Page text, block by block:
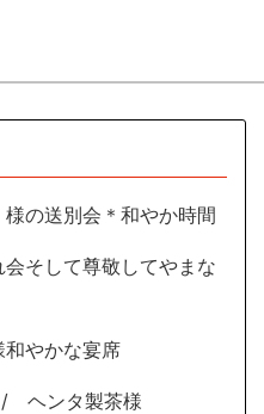
の送別会＊和やか時間
そして尊敬してやまな
やかな宴席
ヘンタ製茶様